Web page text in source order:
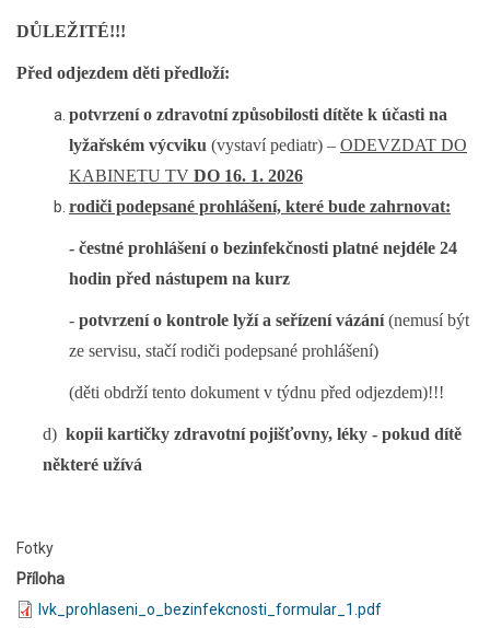
DŮLEŽITÉ!!!
Před odjezdem děti předloží:
potvrzení o zdravotní způsobilosti dítěte k účasti na
lyžařském výcviku (vystaví pediatr) – ODEVZDAT DO
KABINETU TV DO 16. 1. 2026
rodiči podepsané prohlášení, které bude zahrnovat:
- čestné prohlášení o bezinfekčnosti platné nejdéle 24
hodin před nástupem na kurz
- potvrzení o kontrole lyží a seřízení vázání(nemusí být
ze servisu, stačí rodiči podepsané prohlášení)
(děti obdrží tento dokument v týdnu před odjezdem)!!!
d) kopii kartičky zdravotní pojišťovny, léky - pokud dítě
některé užívá
Fotky
Příloha
lvk_prohlaseni_o_bezinfekcnosti_formular_1.pdf